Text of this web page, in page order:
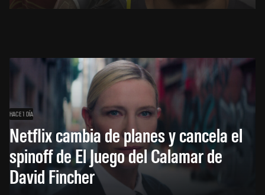
HACE 1 DÍA
Netflix cambia de planes y cancela el
spinoff de El Juego del Calamar de
David Fincher